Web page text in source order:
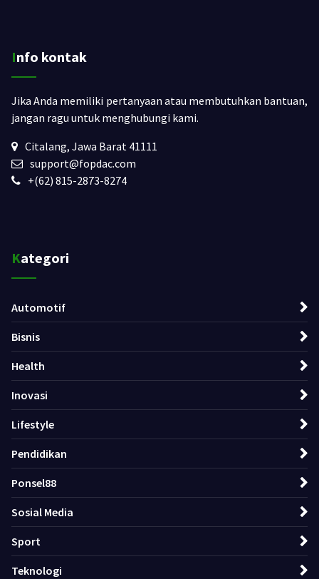
Info kontak
Jika Anda memiliki pertanyaan atau membutuhkan bantuan,
jangan ragu untuk menghubungi kami.
Citalang, Jawa Barat 41111
support@fopdac.com
+(62) 815-2873-8274
Kategori
Automotif
Bisnis
Health
Inovasi
Lifestyle
Pendidikan
Ponsel88
Sosial Media
Sport
Teknologi